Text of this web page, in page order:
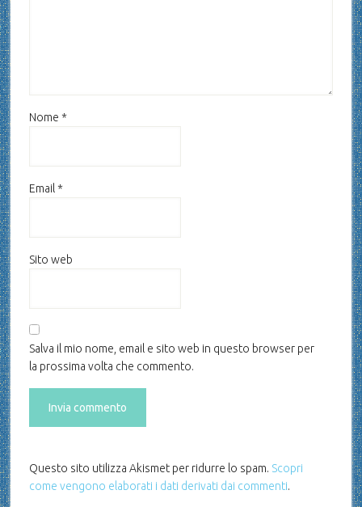
Nome *
Email *
Sito web
Salva il mio nome, email e sito web in questo browser per
la prossima volta che commento.
Questo sito utilizza Akismet per ridurre lo spam. Scopri
come vengono elaborati i dati derivati dai commenti.